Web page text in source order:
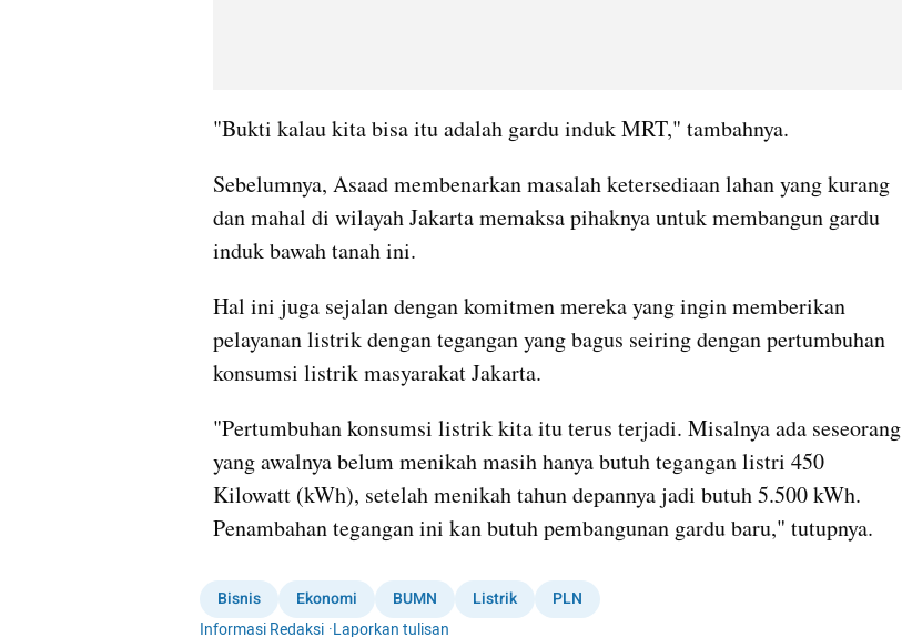
"Bukti kalau kita bisa itu adalah gardu induk MRT," tambahnya.
Sebelumnya, Asaad membenarkan masalah ketersediaan lahan yang kurang
dan mahal di wilayah Jakarta memaksa pihaknya untuk membangun gardu
induk bawah tanah ini.
Hal ini juga sejalan dengan komitmen mereka yang ingin memberikan
pelayanan listrik dengan tegangan yang bagus seiring dengan pertumbuhan
konsumsi listrik masyarakat Jakarta.
"Pertumbuhan konsumsi listrik kita itu terus terjadi. Misalnya ada seseorang
yang awalnya belum menikah masih hanya butuh tegangan listri 450
Kilowatt (kWh), setelah menikah tahun depannya jadi butuh 5.500 kWh.
Penambahan tegangan ini kan butuh pembangunan gardu baru," tutupnya.
Bisnis Ekonomi BUMN Listrik
PLN
Informasi Redaksi ·Laporkan tulisan